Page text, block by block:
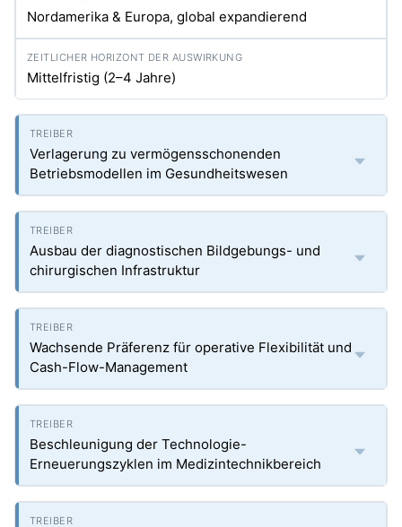
Nordamerika & Europa, global expandierend
Mittelfristig (2–4 Jahre)
Verlagerung zu vermögensschonenden
Betriebsmodellen im Gesundheitswesen
Ausbau der diagnostischen Bildgebungs- und
chirurgischen Infrastruktur
Wachsende Präferenz für operative Flexibilität und
Cash-Flow-Management
Beschleunigung der Technologie-
Erneuerungszyklen im Medizintechnikbereich